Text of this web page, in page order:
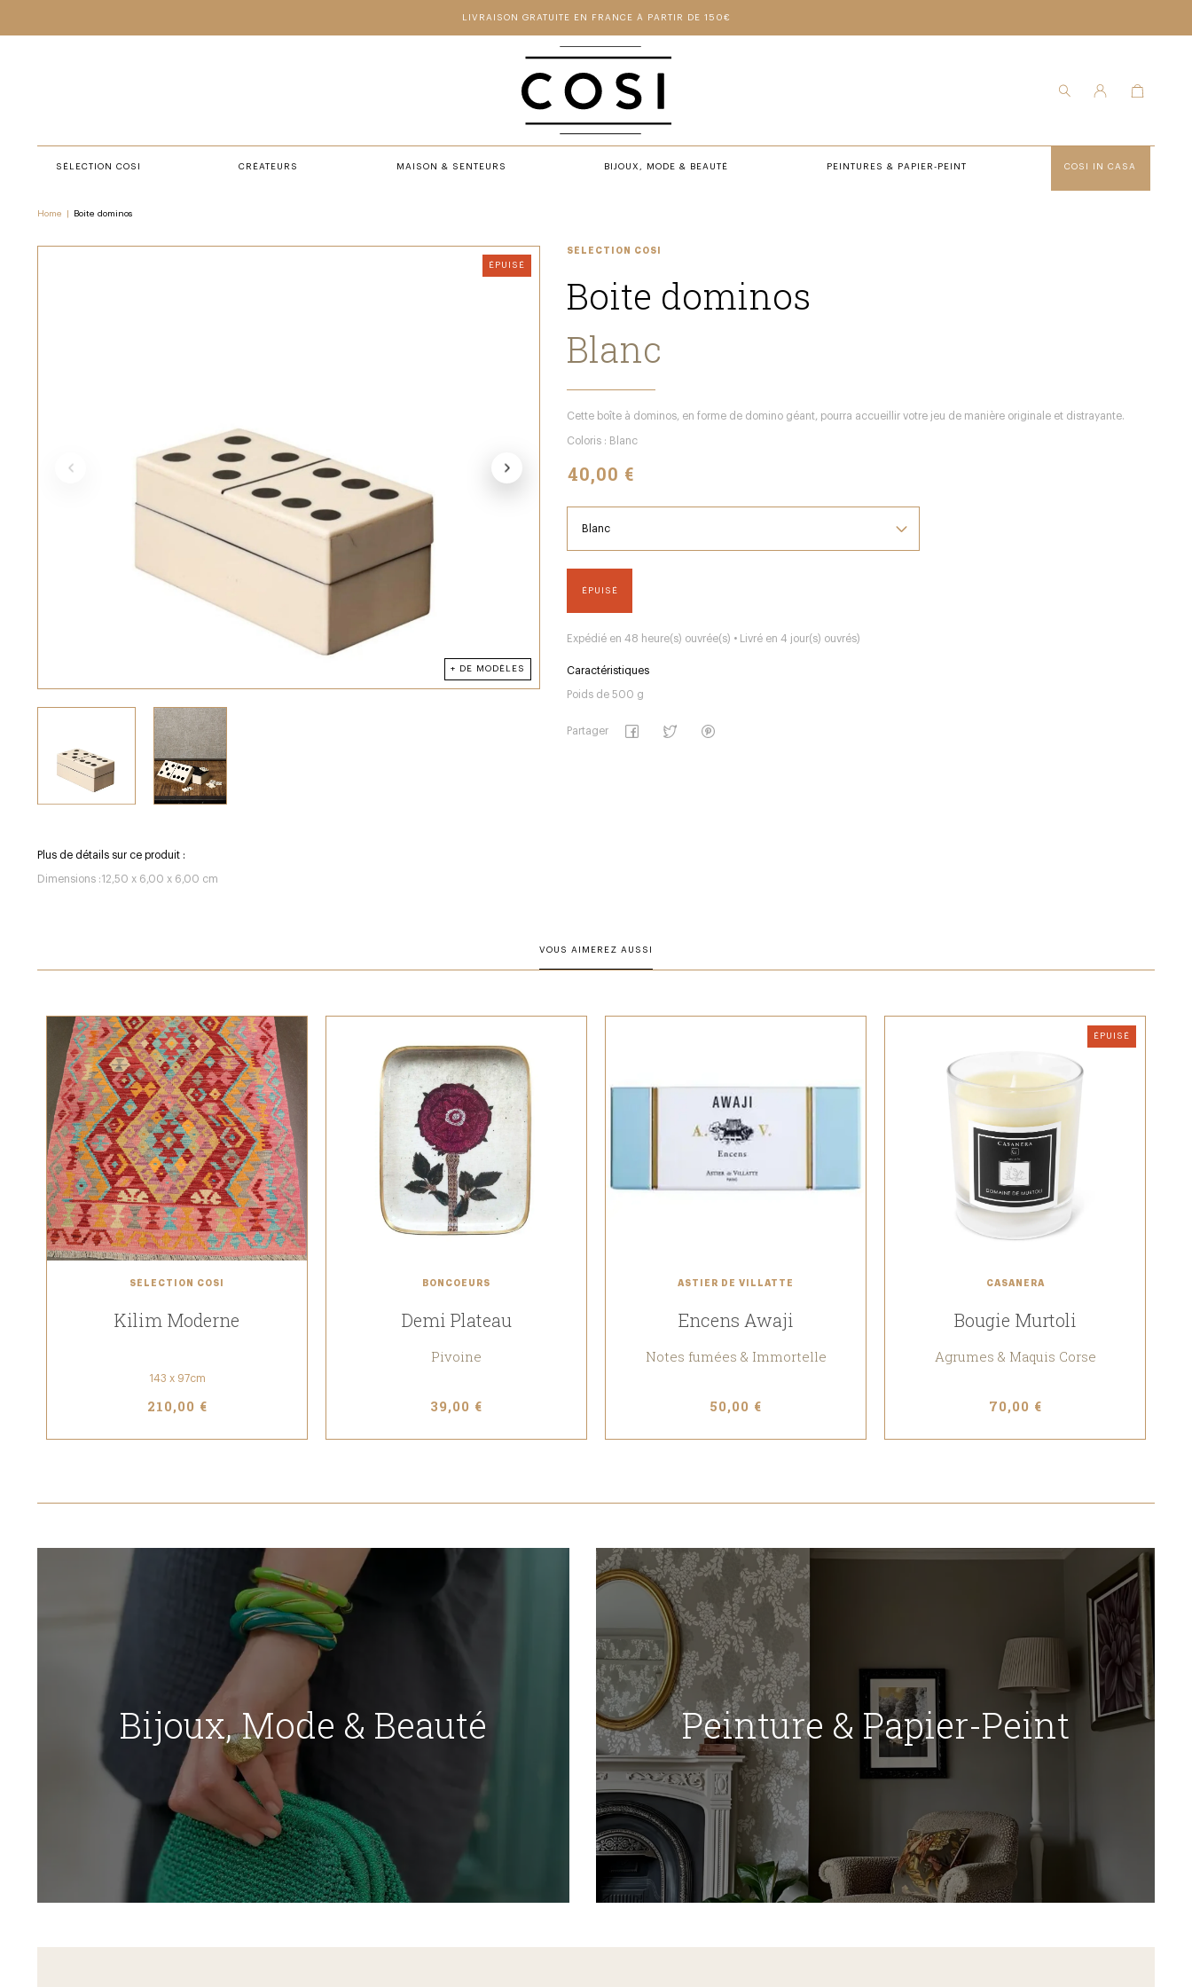
LIVRAISON GRATUITE EN FRANCE À PARTIR DE 150€
SÉLECTION COSI CRÉATEURS MAISON & SENTEURS BIJOUX, MODE & BEAUTÉ PEINTURES & PAPIER-PEINT COSI IN CASA
Home Boite dominos
+ DE MODÈLES
ÉPUISÉ
SÉLECTION COSI
Boite dominos
Blanc
Cette boîte à dominos, en forme de domino géant, pourra accueillir votre jeu de manière originale et distrayante.
Coloris : Blanc
40,00 €
ÉPUISÉ
Expédié en 48 heure(s) ouvrée(s) • Livré en 4 jour(s) ouvrés)
Caractéristiques
Poids de 500 g
Partager
Plus de détails sur ce produit :
Dimensions :12,50 x 6,00 x 6,00 cm
VOUS AIMEREZ AUSSI
SÉLECTION COSI
Kilim Moderne
143 x 97cm
210,00 €
BONCOEURS
Demi Plateau
Pivoine
39,00 €
ASTIER DE VILLATTE
Encens Awaji
Notes fumées & Immortelle
50,00 €
ÉPUISÉ
CASANERA
Bougie Murtoli
Agrumes & Maquis Corse
70,00 €
Bijoux, Mode & Beauté Peinture & Papier-Peint